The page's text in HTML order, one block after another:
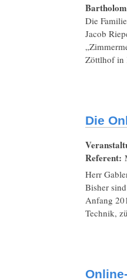
Die
Jacob
Zöttlhof in
Die
Referent:
Herr
Bisher
Anfang
Technik,